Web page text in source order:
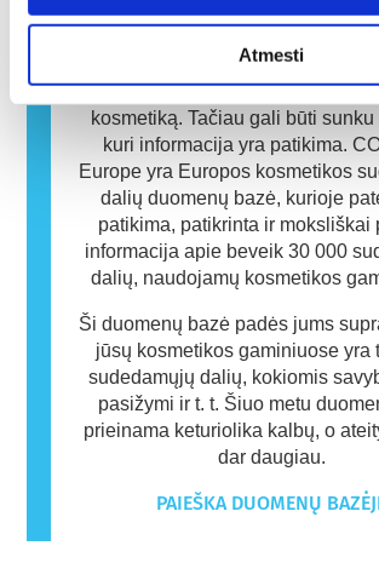
Atmesti
apie šių produktų
Skaitmeniniame pasaulyje,
gyvename, gausu
kosmetiką. Tačiau gali būti sunku
kuri informacija yra patikima.
Europe yra Europos kosmetikos
dalių duomenų bazė, kurioje
patikima, patikrinta ir moksliškai
informacija apie beveik 30 000
dalių, naudojamų kosmetikos
Ši duomenų bazė padės jums
jūsų kosmetikos gaminiuose yra
sudedamųjų dalių, kokiomis
pasižymi ir t. t. Šiuo metu
prieinama keturiolika kalbų, o
dar daugiau.
PAIEŠKA DUOMENŲ